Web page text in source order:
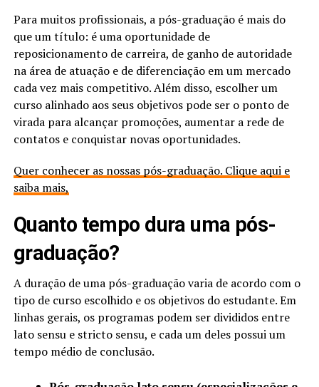
Para muitos profissionais, a pós-graduação é mais do
que um título: é uma oportunidade de
reposicionamento de carreira, de ganho de autoridade
na área de atuação e de diferenciação em um mercado
cada vez mais competitivo. Além disso, escolher um
curso alinhado aos seus objetivos pode ser o ponto de
virada para alcançar promoções, aumentar a rede de
contatos e conquistar novas oportunidades.
Quer conhecer as nossas pós-graduação. Clique aqui e
saiba mais,
Quanto tempo dura uma pós-
graduação?
A duração de uma pós-graduação varia de acordo com o
tipo de curso escolhido e os objetivos do estudante. Em
linhas gerais, os programas podem ser divididos entre
lato sensu e stricto sensu, e cada um deles possui um
tempo médio de conclusão.